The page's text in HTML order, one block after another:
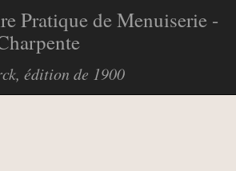
Pratique de Menuiserie -
édition de 1900